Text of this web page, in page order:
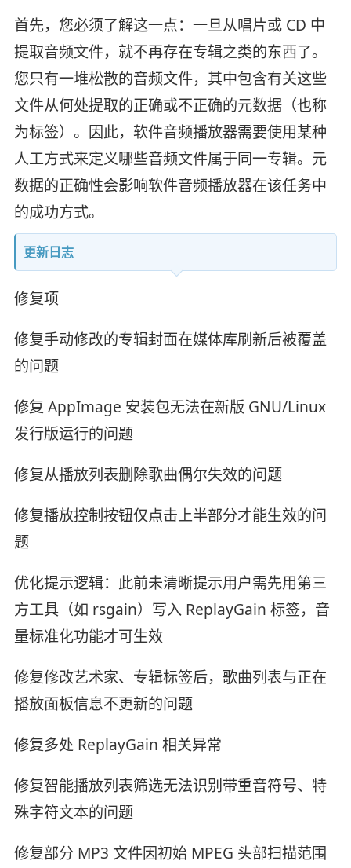
首先，您必须了解这一点：一旦从唱片或 CD 中
提取音频文件，就不再存在专辑之类的东西了。
您只有一堆松散的音频文件，其中包含有关这些
文件从何处提取的正确或不正确的元数据（也称
为标签）。因此，软件音频播放器需要使用某种
人工方式来定义哪些音频文件属于同一专辑。元
数据的正确性会影响软件音频播放器在该任务中
的成功方式。
更新日志
修复项
修复手动修改的专辑封面在媒体库刷新后被覆盖
的问题
修复 AppImage 安装包无法在新版 GNU/Linux
发行版运行的问题
修复从播放列表删除歌曲偶尔失效的问题
修复播放控制按钮仅点击上半部分才能生效的问
题
优化提示逻辑：此前未清晰提示用户需先用第三
方工具（如 rsgain）写入 ReplayGain 标签，音
量标准化功能才可生效
修复修改艺术家、专辑标签后，歌曲列表与正在
播放面板信息不更新的问题
修复多处 ReplayGain 相关异常
修复智能播放列表筛选无法识别带重音符号、特
殊字符文本的问题
修复部分 MP3 文件因初始 MPEG 头部扫描范围